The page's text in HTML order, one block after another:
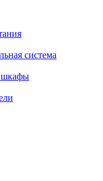
система
шкафы